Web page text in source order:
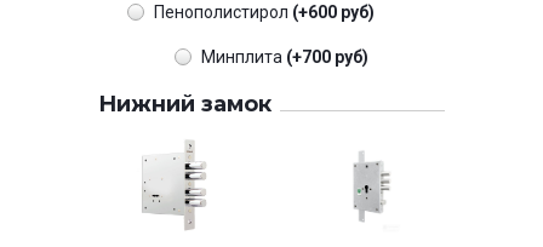
Пенополистирол (+600 руб)
Минплита (+700 руб)
Нижний замок